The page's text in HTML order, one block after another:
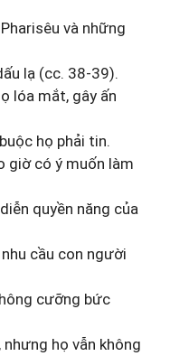
và những
lạ (cc. 38-39).
lóa mắt, gây ấn
họ phải tin.
giờ có ý muốn làm
quyền năng của
cầu con người
cưỡng bức
họ vẫn không